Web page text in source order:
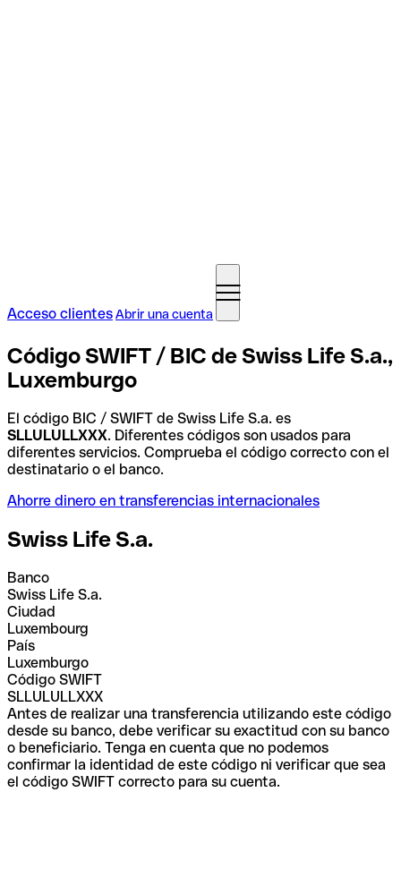
Acceso clientesAbrir una cuenta
Código SWIFT / BIC de Swiss Life S.a.,
Luxemburgo
El código BIC / SWIFT de Swiss Life S.a. es
SLLULULLXXX. Diferentes códigos son usados para
diferentes servicios. Comprueba el código correcto con el
destinatario o el banco.
Ahorre dinero en transferencias internacionales
Swiss Life S.a.
Banco
Swiss Life S.a.
Ciudad
Luxembourg
País
Luxemburgo
Código SWIFT
SLLULULLXXX
Antes de realizar una transferencia utilizando este código
desde su banco, debe verificar su exactitud con su banco
o beneficiario. Tenga en cuenta que no podemos
confirmar la identidad de este código ni verificar que sea
el código SWIFT correcto para su cuenta.